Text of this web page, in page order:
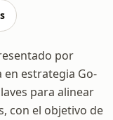
por
en estrategia Go-
para alinear
con el objetivo de